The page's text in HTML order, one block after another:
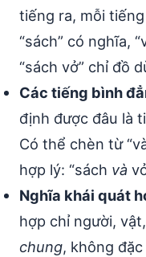
tiếng ra, mỗi
“sách” có nghĩa,
“sách vở” chỉ đồ
Các tiếng bình
định được đâu là
Có thể chèn từ
hợp lý: “sách và
Nghĩa khái quát
hợp chỉ người,
chung, không